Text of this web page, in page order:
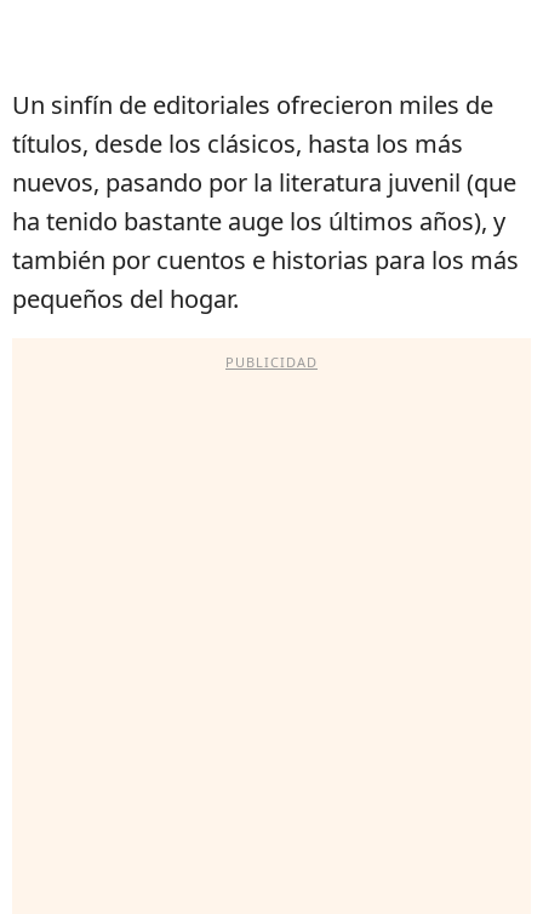
Un sinfín de editoriales ofrecieron miles de
títulos, desde los clásicos, hasta los más
nuevos, pasando por la literatura juvenil (que
ha tenido bastante auge los últimos años), y
también por cuentos e historias para los más
pequeños del hogar.
PUBLICIDAD